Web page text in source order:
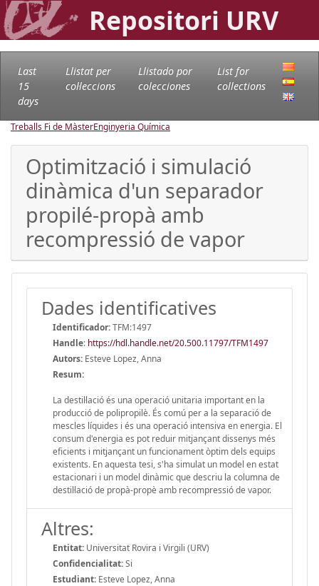
Repositori URV
Last
15
days
Llistat per
col·leccions
Llistado por
colecciones
List for
collections
Treballs Fi de MàsterEnginyeria Química
Optimització i simulació
dinàmica d'un separador
propilé-propà amb
recompressió de vapor
Dades identificatives
Identificador:TFM:1497
Handle: https://hdl.handle.net/20.500.11797/TFM1497
Autors: Esteve Lopez, Anna
Resum:
La destil·lació és una operació unitaria important en la
producció de polipropilè. És comú per a la separació de
mescles líquides i és una operació intensiva en energia. El
consum d'energia es pot reduir mitjançant dissenys més
eficients i mitjançant un funcionament òptim dels equips
existents. En aquesta tesi, s'ha simulat un model en estat
estacionari i un model dinàmic que descriu la columna de
destil·lació de propà-propè amb recompressió de vapor.
Altres:
Entitat: Universitat Rovira i Virgili (URV)
Confidencialitat:Si
Estudiant: Esteve Lopez, Anna